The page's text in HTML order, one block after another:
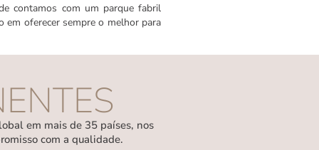
contamos com um parque fabril
em oferecer sempre o melhor para
em mais de 35 países, nos
com a qualidade.